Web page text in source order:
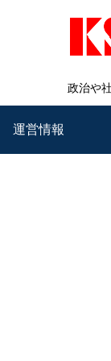
政治や
運営情報